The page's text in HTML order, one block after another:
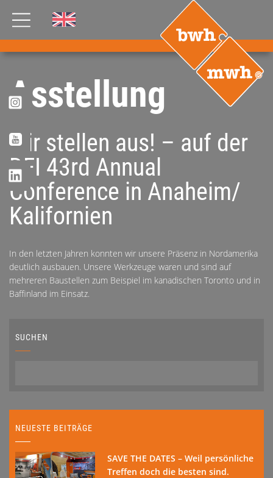
PRODUKTE
TEAM JOBS
ETP GDS
FDS CA
KONTAKT
Asstellung
Wir stellen aus! – auf der
DFI 43rd Annual
Conference in Anaheim/
Kalifornien
In den letzten Jahren konnten wir unsere Präsenz in Nordamerika
deutlich ausbauen. Unsere Werkzeuge waren und sind auf
mehreren Baustellen zum Beispiel im kanadischen Toronto und in
Baffinland im Einsatz.
SUCHEN
NEUESTE BEITRÄGE
SAVE THE DATES – Weil persönliche
Treffen doch die besten sind.